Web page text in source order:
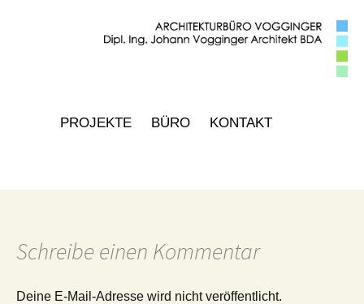
PROJEKTE BÜRO KONTAKT
Schreibe einen Kommentar
Deine E-Mail-Adresse wird nicht veröffentlicht.